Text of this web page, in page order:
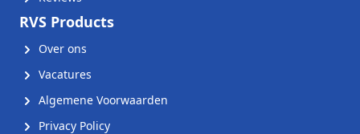
RVS Products
Over ons
Vacatures
Algemene Voorwaarden
Privacy Policy